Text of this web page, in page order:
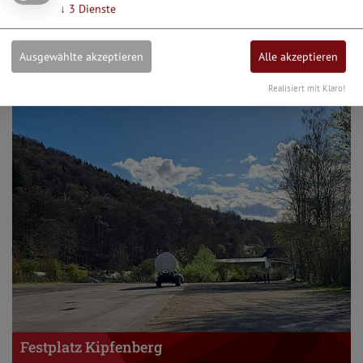
Fahrrad-Servicestation am Limesweg
Festplatz Kipfenberg
↓ 3 Dienste
Ausgewählte akzeptieren Alle akzeptieren
Realisiert mit Klaro!